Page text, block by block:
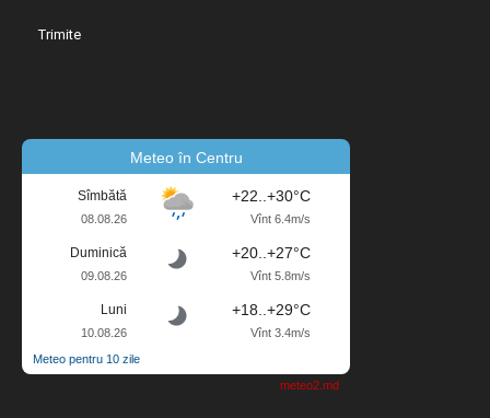
Meteo în Centru
Sîmbătă
08.08.26
+22..+30°C
Vînt 6.4m/s
Duminică
09.08.26
+20..+27°C
Vînt 5.8m/s
Luni
10.08.26
+18..+29°C
Vînt 3.4m/s
Meteo pentru 10 zile
meteo2.md